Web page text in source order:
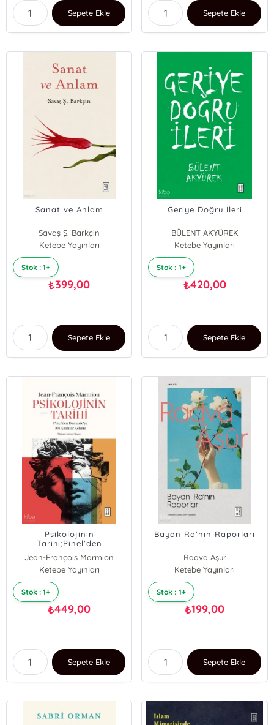
Sepete Ekle Sepete Ekle
Sanat ve Anlam
Savaş Ş. Barkçin
Ketebe Yayınları
Stok : 1+
₺399,00
Sepete Ekle
Geriye Doğru İleri
BÜLENT AKYÜREK
Ketebe Yayınları
Stok : 1+
₺420,00
Sepete Ekle
Psikolojinin
Tarihi;Pinel’den
Kelime
Jean-François Marmion
Ketebe Yayınları
Stok : 1+
₺449,00
Sepete Ekle
Bayan Ra’nın Raporları
Radva Aşur
Ketebe Yayınları
Stok : 1+
₺199,00
Sepete Ekle